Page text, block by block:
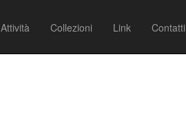
Attività Collezioni Link Contatti